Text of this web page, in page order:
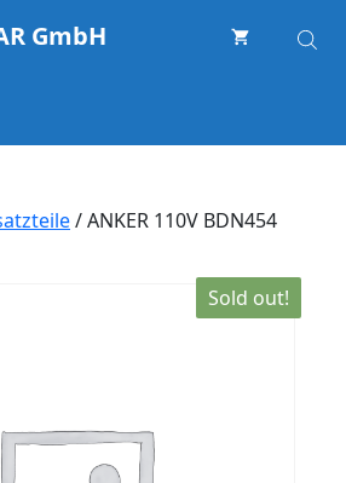
GmbH
/ ANKER 110V BDN454
Sold out!